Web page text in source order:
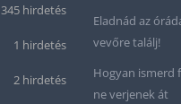
345 hirdetés
1 hirdetés
2 hirdetés
Eladnád az
vevőre találj!
Hogyan ismerd
ne verjenek át